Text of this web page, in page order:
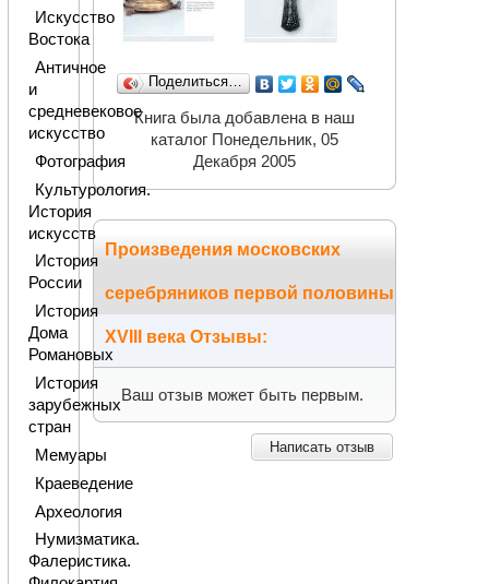
Поделиться…
Книга была добавлена в наш
каталог Понедельник, 05
Декабря 2005
Произведения московских
серебряников первой половины
XVIII века Отзывы:
Ваш отзыв может быть первым.
Написать отзыв
Искусство
Востока
Античное
и
средневековое
искусство
Фотография
Культурология.
История
искусств
История
России
История
Дома
Романовых
История
зарубежных
стран
Мемуары
Краеведение
Археология
Нумизматика.
Фалеристика.